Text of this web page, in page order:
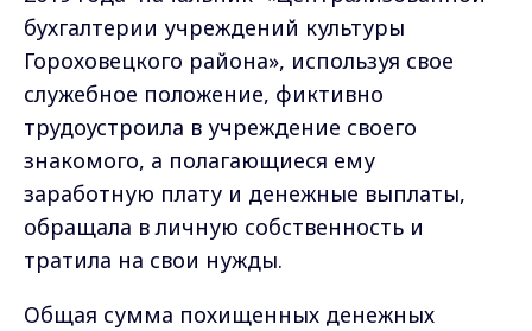
бухгалтерии учреждений культуры
Гороховецкого района», используя свое
служебное положение, фиктивно
трудоустроила в учреждение своего
знакомого, а полагающиеся ему
заработную плату и денежные выплаты,
обращала в личную собственность и
тратила на свои нужды.
Общая сумма похищенных денежных